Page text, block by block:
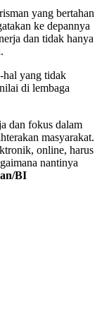
yang bertahan
ke depannya
dan tidak hanya
hal yang tidak
di lembaga
dan fokus dalam
masyarakat.
online, harus
nantinya
BI